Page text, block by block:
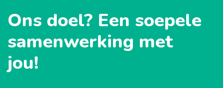
Ons doel? Een soepele
samenwerking met
jou!